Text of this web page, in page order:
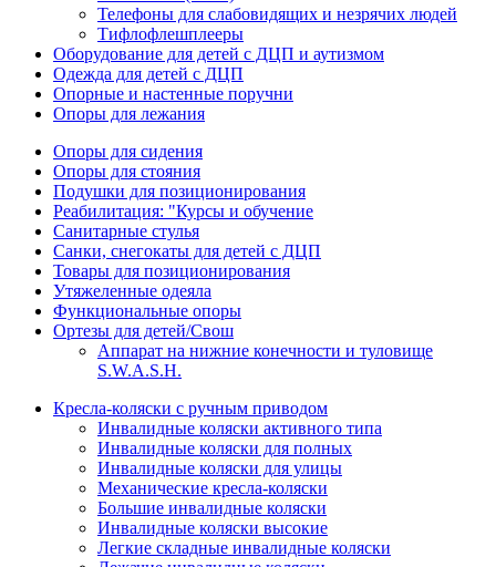
Телефоны для слабовидящих и незрячих людей
Тифлофлешплееры
Оборудование для детей с ДЦП и аутизмом
Одежда для детей с ДЦП
Опорные и настенные поручни
Опоры для лежания
Опоры для сидения
Опоры для стояния
Подушки для позиционирования
Реабилитация: "Курсы и обучение
Санитарные стулья
Санки, снегокаты для детей с ДЦП
Товары для позиционирования
Утяжеленные одеяла
Функциональные опоры
Ортезы для детей/Свош
Аппарат на нижние конечности и туловище
S.W.A.S.H.
Кресла-коляски с ручным приводом
Инвалидные коляски активного типа
Инвалидные коляски для полных
Инвалидные коляски для улицы
Механические кресла-коляски
Большие инвалидные коляски
Инвалидные коляски высокие
Легкие складные инвалидные коляски